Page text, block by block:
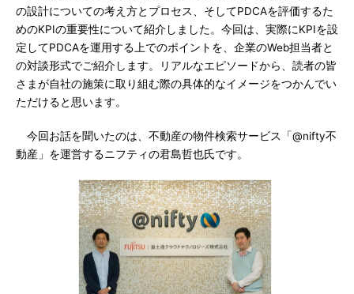
の設計についての考え方とプロセス、そしてPDCAを評価するた
めのKPIの重要性について紹介しました。今回は、実際にKPIを設
定してPDCAを運用する上でのポイントを、企業のWeb担当者と
の対談形式でご紹介します。リアルなエピソードから、読者の皆
さまが自社の施策に取り組む際の具体的なイメージをつかんでい
ただけると思います。
今回お話を聞いたのは、不動産の物件検索サービス「@nifty不
動産」を運営するニフティの君島哲也氏です。